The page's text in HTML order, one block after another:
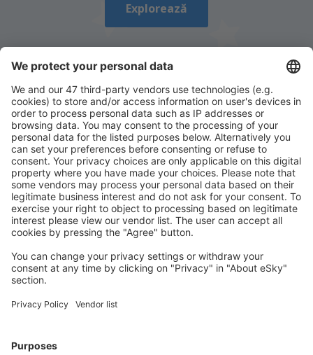
Explorează
Descarcă aplicația noastrăși organizează-ţi
convenabil călătoriile
Planifică-ți călătoria
Bilete de avion
Zbor+Hotel